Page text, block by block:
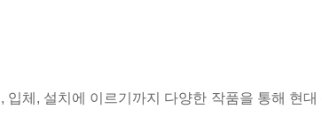
체, 설치에 이르기까지 다양한 작품을 통해 현